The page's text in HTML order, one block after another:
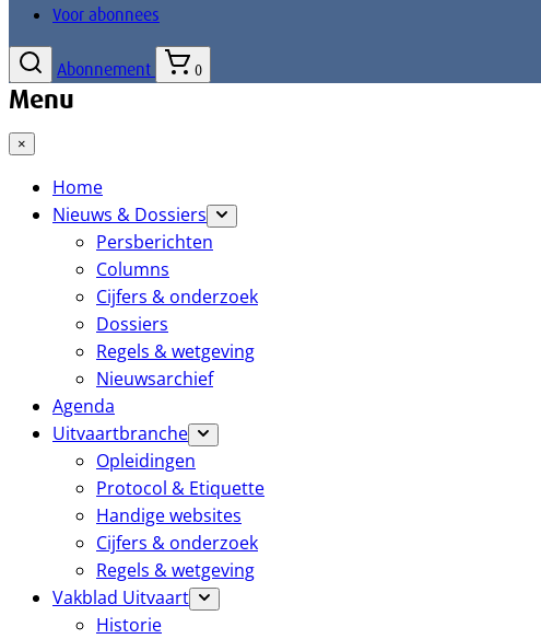
Voor abonnees
Abonnement 0
Menu
×
Home
Nieuws & Dossiers
Persberichten
Columns
Cijfers & onderzoek
Dossiers
Regels & wetgeving
Nieuwsarchief
Agenda
Uitvaartbranche
Opleidingen
Protocol & Etiquette
Handige websites
Cijfers & onderzoek
Regels & wetgeving
Vakblad Uitvaart
Historie